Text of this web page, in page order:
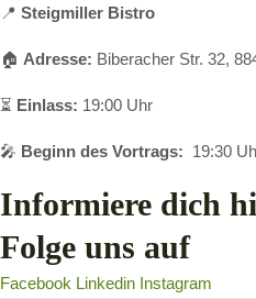
📍 Steigmiller Bistro
🏠 Adresse: Biberacher Str. 32,
⏳ Einlass: 19:00 Uhr
🎤 Beginn des Vortrags: 19:30
Informiere dich
Folge uns auf
Facebook Linkedin Instagram